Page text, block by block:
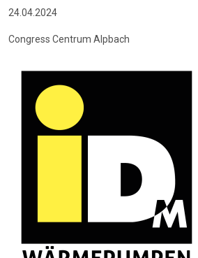
24.04.2024
Congress Centrum Alpbach